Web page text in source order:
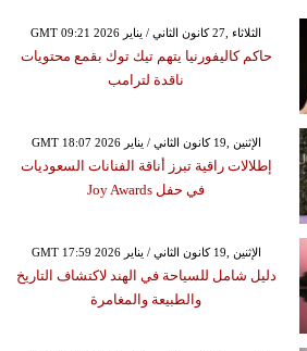
GMT 09:21 2026 الثلاثاء ,27 كانون الثاني / يناير
حاكم كاليفورنيا يتهم تيك توك بقمع محتويات
ناقدة لترامب
GMT 18:07 2026 الإثنين ,19 كانون الثاني / يناير
إطلالات راقية تبرز أناقة الفنانات السعوديات
في حفل Joy Awards
GMT 17:59 2026 الإثنين ,19 كانون الثاني / يناير
دليل شامل للسياحة في الهند لاكتشاف التاريخ
والطبيعة والمغامرة